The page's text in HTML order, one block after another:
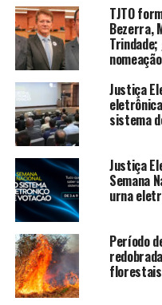
TJTO
Bezerra,
nomeação
Justiça
sistema
Justiça
Semana
urna
Período